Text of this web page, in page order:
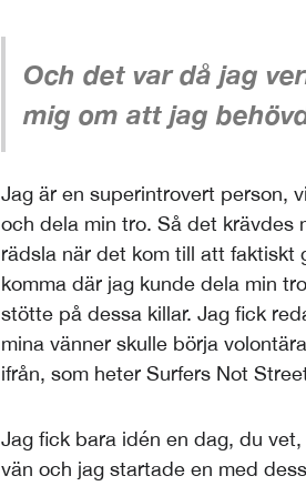
Och det var då jag
mig om att jag
Jag är en superintrovert person,
och dela min tro. Så det krävdes
rädsla när det kom till att faktiskt
komma där jag kunde dela min
stötte på dessa killar. Jag fick
mina vänner skulle börja
ifrån, som heter Surfers Not
Jag fick bara idén en dag, du
vän och jag startade en med